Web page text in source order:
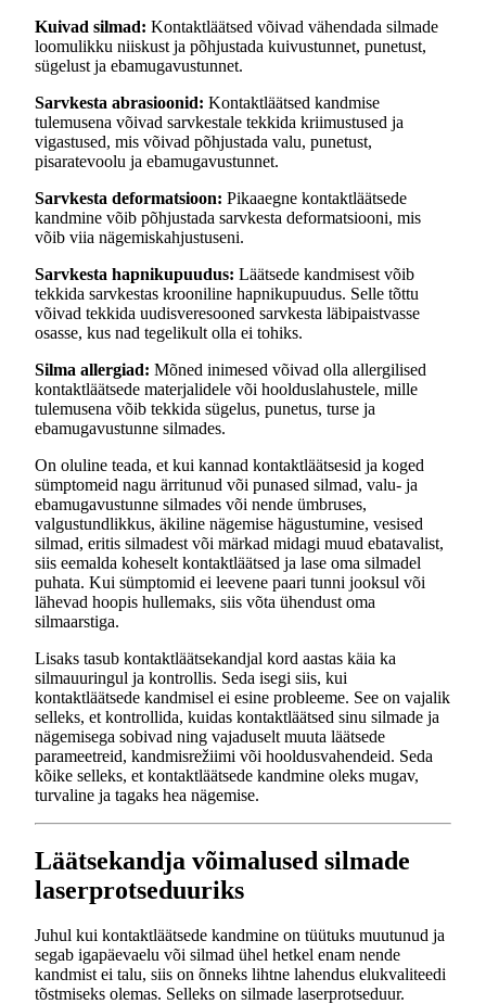
Kuivad silmad: Kontaktläätsed võivad vähendada silmade
loomulikku niiskust ja põhjustada kuivustunnet, punetust,
sügelust ja ebamugavustunnet.
Sarvkesta abrasioonid: Kontaktläätsed kandmise
tulemusena võivad sarvkestale tekkida kriimustused ja
vigastused, mis võivad põhjustada valu, punetust,
pisaratevoolu ja ebamugavustunnet.
Sarvkesta deformatsioon: Pikaaegne kontaktläätsede
kandmine võib põhjustada sarvkesta deformatsiooni, mis
võib viia nägemiskahjustuseni.
Sarvkesta hapnikupuudus: Läätsede kandmisest võib
tekkida sarvkestas krooniline hapnikupuudus. Selle tõttu
võivad tekkida uudisveresooned sarvkesta läbipaistvasse
osasse, kus nad tegelikult olla ei tohiks.
Silma allergiad: Mõned inimesed võivad olla allergilised
kontaktläätsede materjalidele või hoolduslahustele, mille
tulemusena võib tekkida sügelus, punetus, turse ja
ebamugavustunne silmades.
On oluline teada, et kui kannad kontaktläätsesid ja koged
sümptomeid nagu ärritunud või punased silmad, valu- ja
ebamugavustunne silmades või nende ümbruses,
valgustundlikkus, äkiline nägemise hägustumine, vesised
silmad, eritis silmadest või märkad midagi muud ebatavalist,
siis eemalda koheselt kontaktläätsed ja lase oma silmadel
puhata. Kui sümptomid ei leevene paari tunni jooksul või
lähevad hoopis hullemaks, siis võta ühendust oma
silmaarstiga.
Lisaks tasub kontaktläätsekandjal kord aastas käia ka
silmauuringul ja kontrollis. Seda isegi siis, kui
kontaktläätsede kandmisel ei esine probleeme. See on vajalik
selleks, et kontrollida, kuidas kontaktläätsed sinu silmade ja
nägemisega sobivad ning vajaduselt muuta läätsede
parameetreid, kandmisrežiimi või hooldusvahendeid. Seda
kõike selleks, et kontaktläätsede kandmine oleks mugav,
turvaline ja tagaks hea nägemise.
Läätsekandja võimalused silmade
laserprotseduuriks
Juhul kui kontaktläätsede kandmine on tüütuks muutunud ja
segab igapäevaelu või silmad ühel hetkel enam nende
kandmist ei talu, siis on õnneks lihtne lahendus elukvaliteedi
tõstmiseks olemas. Selleks on silmade laserprotseduur.